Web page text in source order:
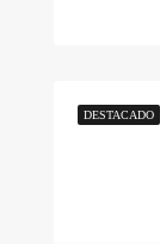
DESTACADO